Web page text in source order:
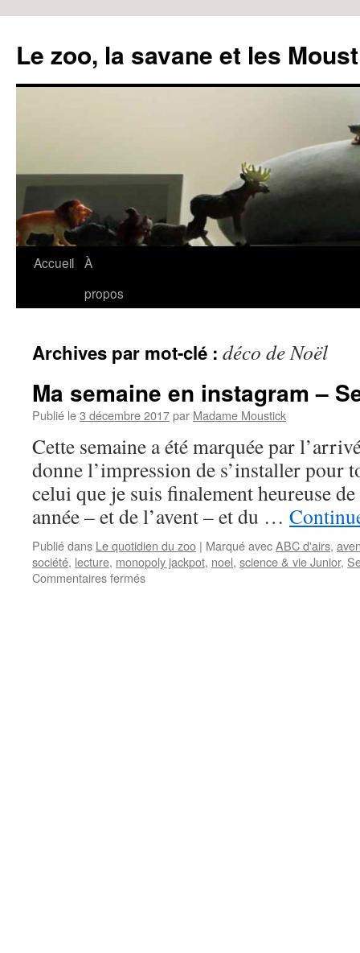
Le zoo, la savane et les
Aller
Accueil À
propos
Archives par mot-clé : déco de Noël
Ma semaine en instagram –
Publié le3 décembre 2017par Madame Moustick
Cette semaine a été marquée par
donne l’impression de s’installer pour
celui que je suis finalement heureuse
année – et de l’avent – et du …
Publié dans Le quotidien du zoo | Marqué avecABC d'airs,
société, lecture, monopoly jackpot, noel, science & vie Junior,
Commentaires fermés